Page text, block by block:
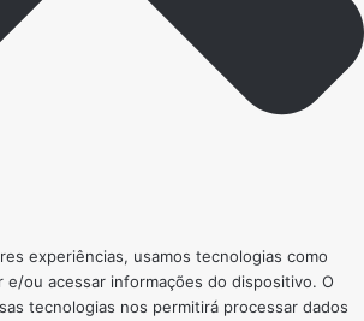
experiências, usamos tecnologias como
e/ou acessar informações do dispositivo. O
tecnologias nos permitirá processar dados